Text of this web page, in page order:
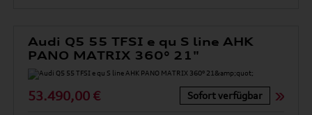
Audi Q5 55 TFSI e qu S line AHK
PANO MATRIX 360° 21"
53.490,00 € Sofort verfügbar